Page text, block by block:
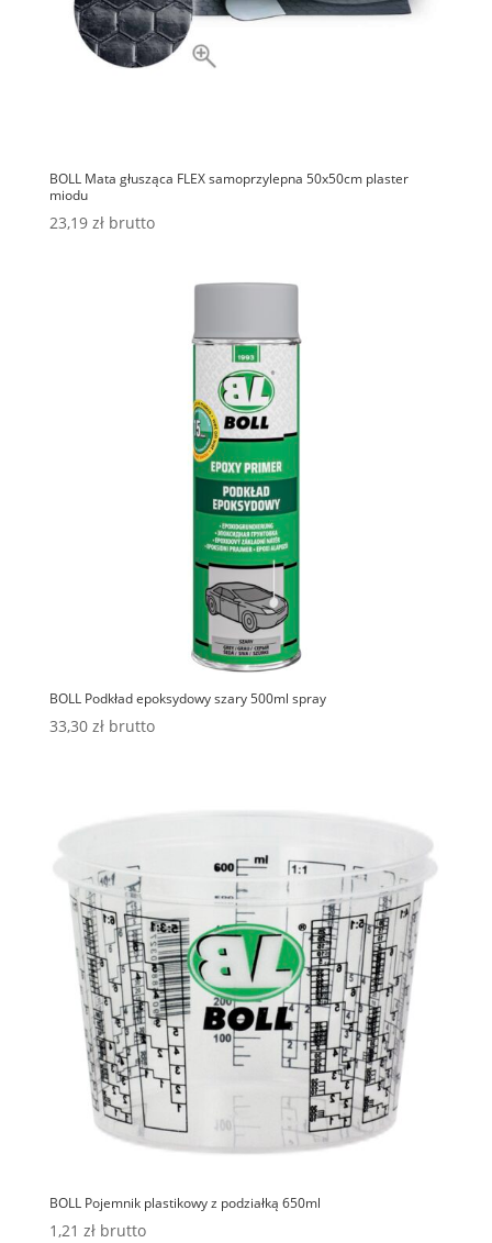
BOLL Mata głusząca FLEX samoprzylepna 50x50cm plaster
miodu
23,19 zł brutto
BOLL Podkład epoksydowy szary 500ml spray
33,30 zł brutto
BOLL Pojemnik plastikowy z podziałką 650ml
1,21 zł brutto